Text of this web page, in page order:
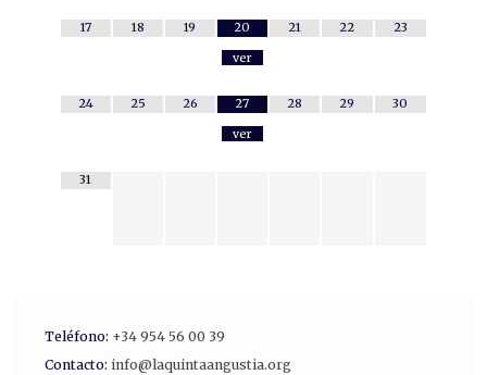
17 18 19
20
ver
21 22 23
24 25 26
27
ver
28 29 30
31
Teléfono: +34 954 56 00 39
Contacto: info@laquintaangustia.org